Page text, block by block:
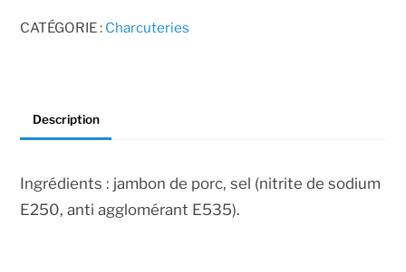
250gr
CATÉGORIE : Charcuteries
Description
Ingrédients : jambon de porc, sel (nitrite de sodium
E250, anti agglomérant E535).